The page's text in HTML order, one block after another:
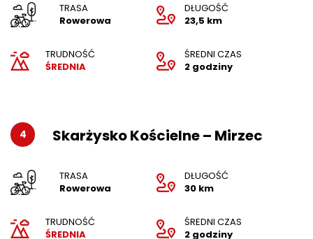
TRASA
Rowerowa
DŁUGOŚĆ
23,5 km
TRUDNOŚĆ
ŚREDNIA
ŚREDNI CZAS
2 godziny
4 Skarżysko Kościelne – Mirzec
TRASA
Rowerowa
DŁUGOŚĆ
30 km
TRUDNOŚĆ
ŚREDNIA
ŚREDNI CZAS
2 godziny